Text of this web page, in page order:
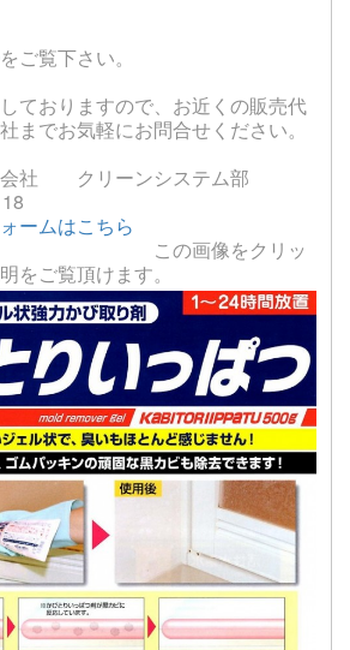
をご覧下さい。
ておりますので、お近くの販売代
までお気軽にお問合せください。
会社 クリーンシステム部
ームはこちら
像をクリッ
をご覧頂けます。